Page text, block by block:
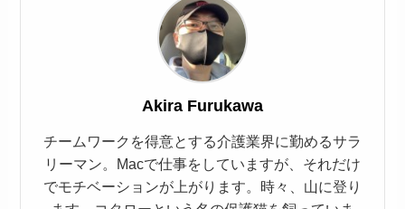
Akira Furukawa
チームワークを得意とする介護業界に勤めるサラ
リーマン。Macで仕事をしていますが、それだけ
でモチベーションが上がります。時々、山に登り